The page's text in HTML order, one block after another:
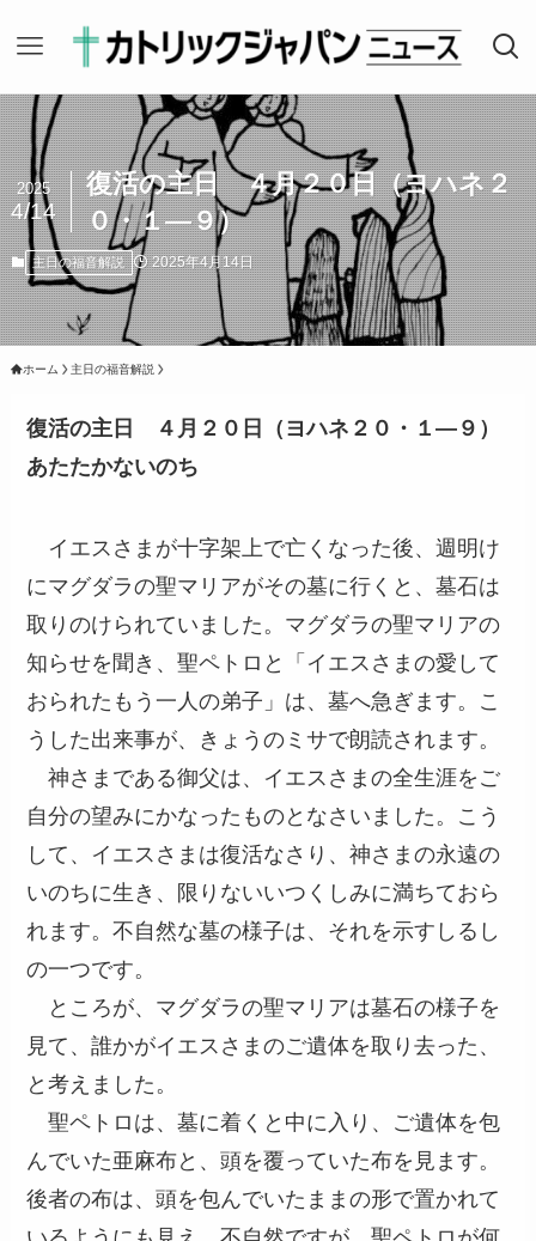
復活の主日 ４月２０日（ヨハネ２
０・１―９）
2025
4/14
主日の福音解説 2025年4月14日
ホーム 主日の福音解説
復活の主日 ４月２０日（ヨハネ２０・１―９）
あたたかないのち
イエスさまが十字架上で亡くなった後、週明け
にマグダラの聖マリアがその墓に行くと、墓石は
取りのけられていました。マグダラの聖マリアの
知らせを聞き、聖ペトロと「イエスさまの愛して
おられたもう一人の弟子」は、墓へ急ぎます。こ
うした出来事が、きょうのミサで朗読されます。
神さまである御父は、イエスさまの全生涯をご
自分の望みにかなったものとなさいました。こう
して、イエスさまは復活なさり、神さまの永遠の
いのちに生き、限りないいつくしみに満ちておら
れます。不自然な墓の様子は、それを示すしるし
の一つです。
ところが、マグダラの聖マリアは墓石の様子を
見て、誰かがイエスさまのご遺体を取り去った、
と考えました。
聖ペトロは、墓に着くと中に入り、ご遺体を包
んでいた亜麻布と、頭を覆っていた布を見ます。
後者の布は、頭を包んでいたままの形で置かれて